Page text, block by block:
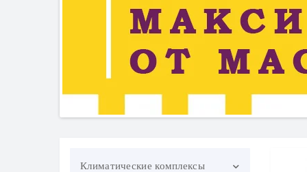
Климатические комплексы